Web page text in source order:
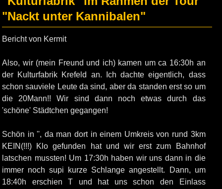
"Nackt unter Kannibalen"
Bericht von Kermit
Also, wir (mein Freund und ich) kamen um ca 16:30h an
der Kulturfabrik Krefeld an. Ich dachte eigentlich, dass
schon sauviele Leute da sind, aber da standen erst so um
die 20Mann!! Wir sind dann noch etwas durch das
'schöne' Städtchen gegangen!
Schön in '', da man dort in einem Umkreis von rund 3km
KEIN(!!!) Klo gefunden hat und wir erst zum Bahnhof
latschen mussten! Um 17:30h haben wir uns dann in die
immer noch supi kurze Schlange angestellt. Dann, um
18:40h erschien T und hat uns schon den Einlass